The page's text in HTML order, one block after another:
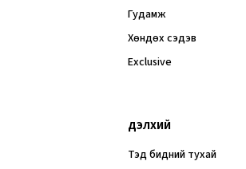
Гудамж
Хөндөх сэдэв
Exclusive
ДЭЛХИЙ
Тэд бидний тухай